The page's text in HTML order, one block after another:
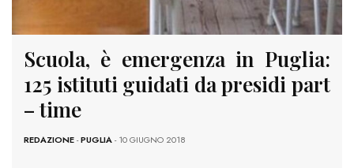
Scuola, è emergenza in Puglia:
125 istituti guidati da presidi part
– time
REDAZIONE-PUGLIA- 10 GIUGNO 2018